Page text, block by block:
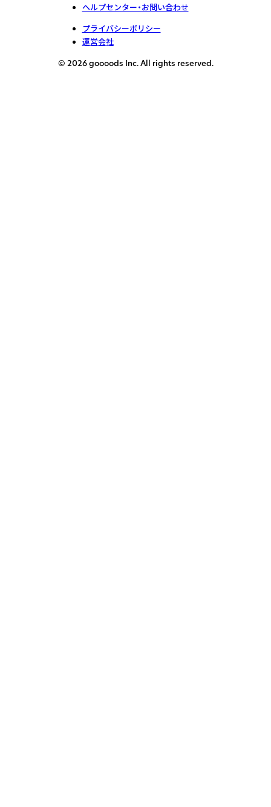
ヘルプセンター・お問い合わせ
プライバシーポリシー
運営会社
© 2026 goooods Inc. All rights reserved.